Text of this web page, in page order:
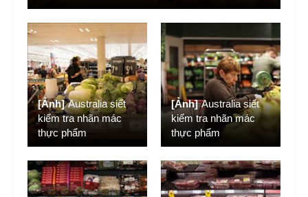
[Ảnh] Australia siết
kiểm tra nhãn mác
thực phẩm
[Ảnh] Australia siết
kiểm tra nhãn mác
thực phẩm